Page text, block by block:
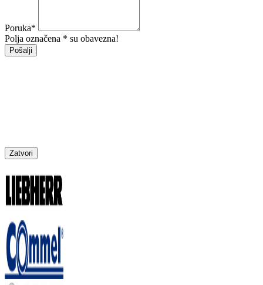
Poruka*
Polja označena * su obavezna!
Pošalji
Zatvori